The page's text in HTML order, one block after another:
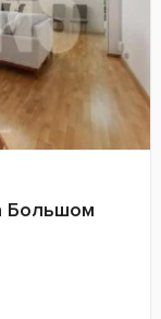
Большом